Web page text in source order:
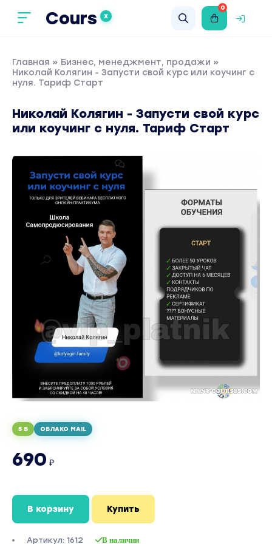
Cours X
0
Главная » Бизнес, менеджмент, продажи »
Николай Колягин - Запусти свой курс или коучинг с
нуля. Тариф Старт
Николай Колягин - Запусти свой курс
или коучинг с нуля. Тариф Старт
5 Б ОБЛАКО MAIL
690 ₽
В корзину Купить
Артикул: 1612 В наличии